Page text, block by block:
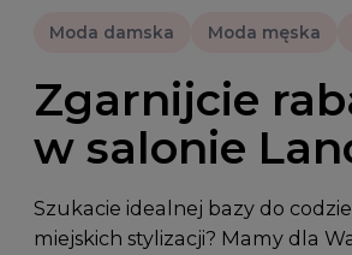
Moda damska Moda męska
Zgarnijcie
w salonie
Szukacie idealnej bazy do
miejskich stylizacji? Mamy dla